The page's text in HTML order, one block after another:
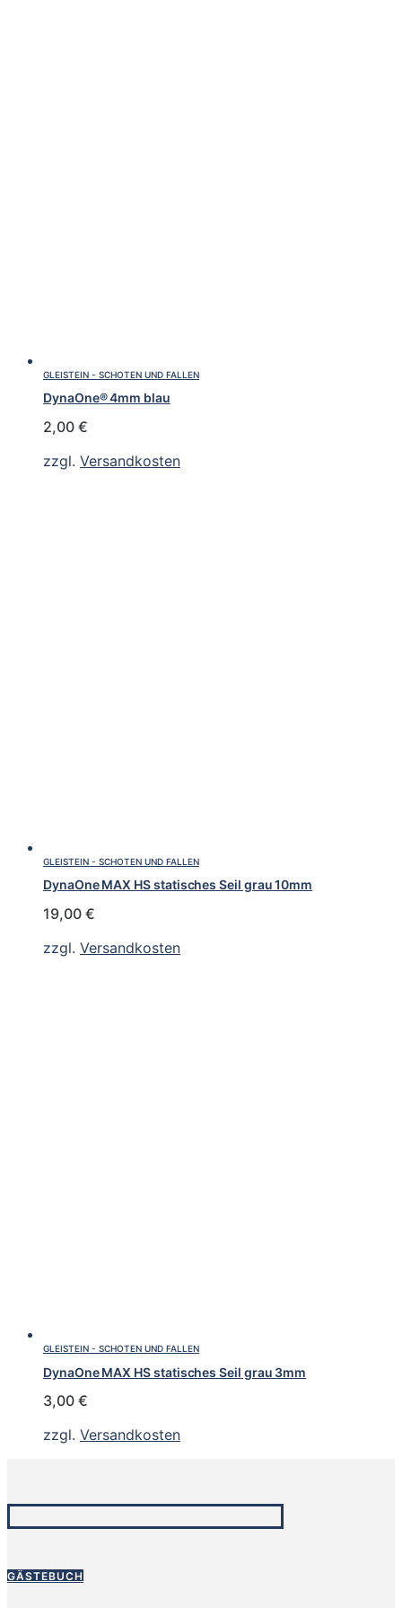
GLEISTEIN - SCHOTEN UND FALLEN
DynaOne® 4mm blau
2,00 €
zzgl. Versandkosten
GLEISTEIN - SCHOTEN UND FALLEN
DynaOne MAX HS statisches Seil grau 10mm
19,00 €
zzgl. Versandkosten
GLEISTEIN - SCHOTEN UND FALLEN
DynaOne MAX HS statisches Seil grau 3mm
3,00 €
zzgl. Versandkosten
GÄSTEBUCH